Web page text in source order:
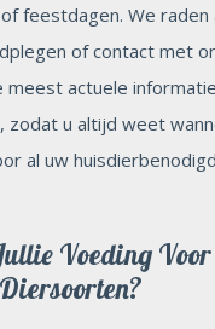
feestdagen. We raden
of contact met
meest actuele
zodat u altijd weet
al uw
Voeding Voor